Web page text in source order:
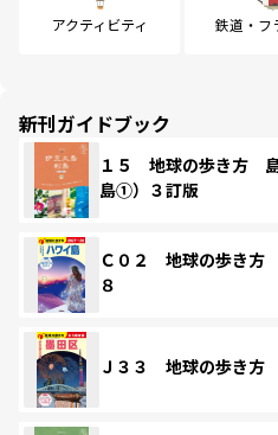
アクティビティ 鉄道・フ
新刊ガイドブック
１５ 地球の歩き方
島①）３訂版
Ｃ０２ 地球の歩き方
８
Ｊ３３ 地球の歩き方